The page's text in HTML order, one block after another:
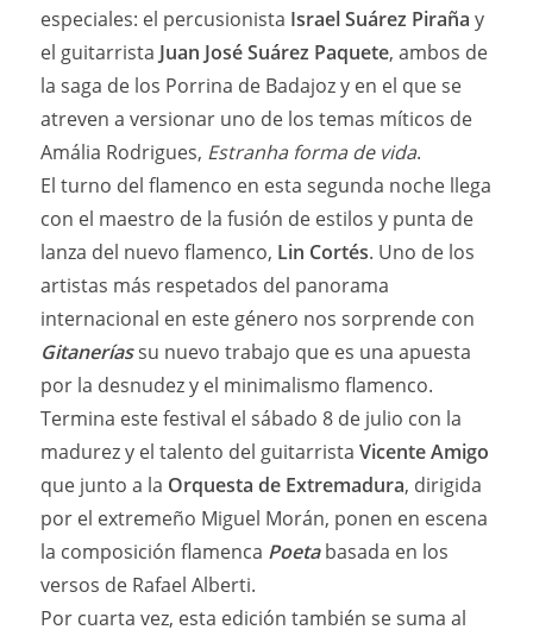
especiales: el percusionista Israel Suárez Piraña y
el guitarrista Juan José Suárez Paquete, ambos de
la saga de los Porrina de Badajoz y en el que se
atreven a versionar uno de los temas míticos de
Amália Rodrigues, Estranha forma de vida.
El turno del flamenco en esta segunda noche llega
con el maestro de la fusión de estilos y punta de
lanza del nuevo flamenco, Lin Cortés. Uno de los
artistas más respetados del panorama
internacional en este género nos sorprende con
Gitaneríassu nuevo trabajo que es una apuesta
por la desnudez y el minimalismo flamenco.
Termina este festival el sábado 8 de julio con la
madurez y el talento del guitarrista Vicente Amigo
que junto a la Orquesta de Extremadura, dirigida
por el extremeño Miguel Morán, ponen en escena
la composición flamenca Poetabasada en los
versos de Rafael Alberti.
Por cuarta vez, esta edición también se suma al